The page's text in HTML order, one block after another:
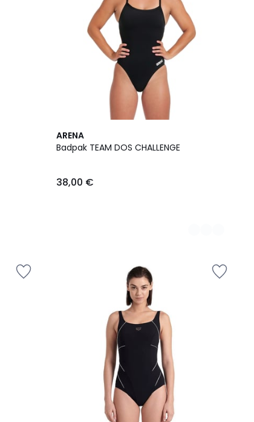
ARENA
Badpak TEAM DOS CHALLENGE
38,00 €
2
Kleuren